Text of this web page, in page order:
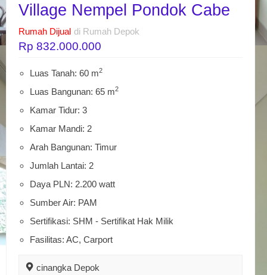
Village Nempel Pondok Cabe
Rumah Dijual di Rumah Depok
Rp 832.000.000
Luas Tanah: 60 m2
Luas Bangunan: 65 m2
Kamar Tidur: 3
Kamar Mandi: 2
Arah Bangunan: Timur
Jumlah Lantai: 2
Daya PLN: 2.200 watt
Sumber Air: PAM
Sertifikasi: SHM - Sertifikat Hak Milik
Fasilitas: AC, Carport
cinangka Depok